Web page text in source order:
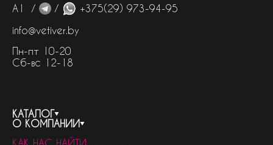
А1 /
/
+375(29) 973-94-95
info@vetiver.by
Пн-пт 10-20
Сб-вс 12-18
КАТАЛОГ
весь каталог
О КОМПАНИИ